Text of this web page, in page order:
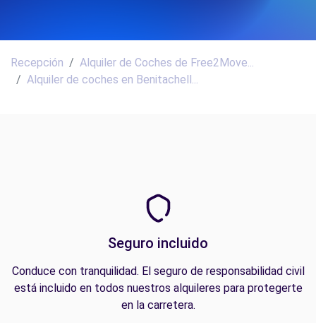
Recepción
Alquiler de Coches de Free2Move...
Alquiler de coches en Benitachell...
Seguro incluido
Conduce con tranquilidad. El seguro de responsabilidad civil
está incluido en todos nuestros alquileres para protegerte
en la carretera.